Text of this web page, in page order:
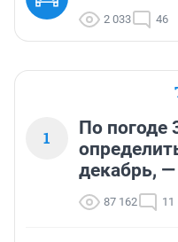
2 033 46
1
По погоде
декабрь,
87 162 11